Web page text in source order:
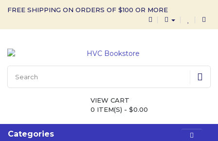
FREE SHIPPING ON ORDERS OF $100 OR MORE
VIEW CART
0 ITEM(S) - $0.00
Categories